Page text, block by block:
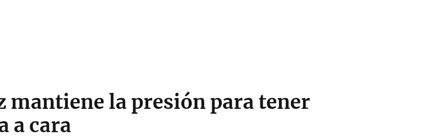
mantiene la presión para tener
a cara